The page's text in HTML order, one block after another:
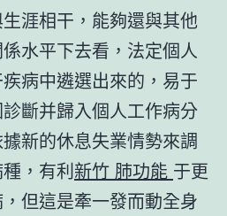
涯相干，能夠還與其他
水平下去看，法定個人
病中遴選出來的，易于
斷并歸入個人工作病分
新的休息失業情勢來調
，有利新竹 肺功能 于更
但這是牽一發而動全身